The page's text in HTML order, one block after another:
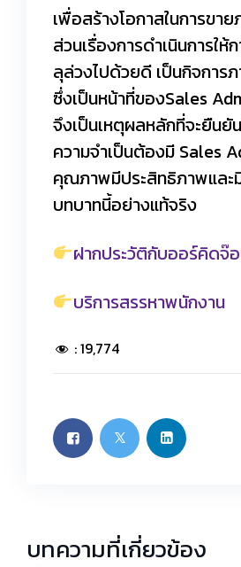
เพื่อสร้างโอกาสในการขา
ส่วนเรื่องการดำเนินการให้
ลุล่วงไปด้วยดี เป็นกิจการ
ซึ่งเป็นหน้าที่ของSales
จึงเป็นเหตุผลหลักที่จะยืนยั
ความจำเป็นต้องมี Sales
คุณภาพมีประสิทธิภาพและมี
บทบาทนี้อย่างแท้จริง
ฝากประวัติกับออร์คิดจ๊
บริการสรรหาพนักงาน
:19,774
บทความที่เกี่ยวข้อง